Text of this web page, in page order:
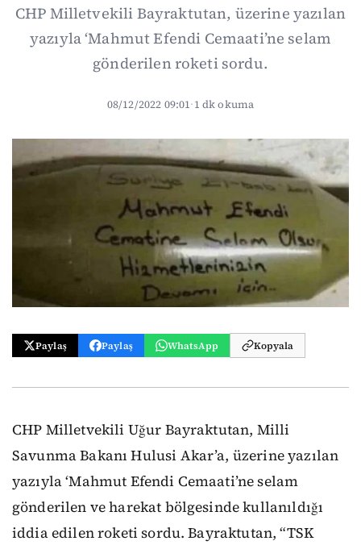
CHP Milletvekili Bayraktutan, üzerine yazılan
yazıyla ‘Mahmut Efendi Cemaati’ne selam
gönderilen roketi sordu.
08/12/2022 09:01·1 dk okuma
Paylaş Paylaş WhatsApp Kopyala
CHP Milletvekili Uğur Bayraktutan, Milli
Savunma Bakanı Hulusi Akar’a, üzerine yazılan
yazıyla ‘Mahmut Efendi Cemaati’ne selam
gönderilen ve harekat bölgesinde kullanıldığı
iddia edilen roketi sordu. Bayraktutan, “TSK